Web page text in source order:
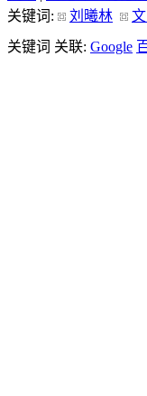
关键词:
刘曦林
关键词 关联: Google